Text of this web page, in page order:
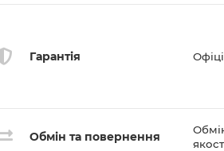
Гарантія
Обмін та повернення